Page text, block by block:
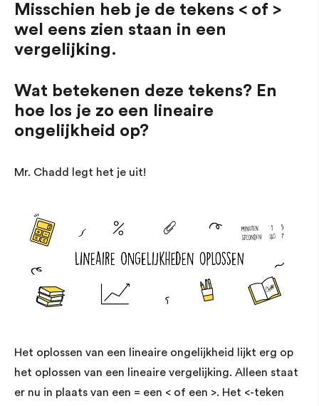
Misschien heb je de tekens < of >
wel eens zien staan in een
vergelijking.
Wat betekenen deze tekens? En
hoe los je zo een lineaire
ongelijkheid op?
Mr. Chadd legt het je uit!
Het oplossen van een lineaire ongelijkheid lijkt erg op
het oplossen van een lineaire vergelijking. Alleen staat
er nu in plaats van een = een < of een >. Het <-teken